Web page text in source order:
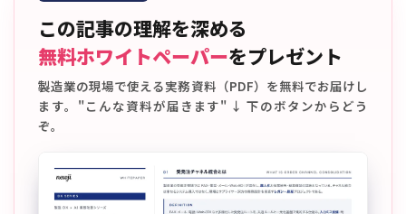
この記事の理解を深める
無料ホワイトペーパーをプレゼント
製造業の現場で使える実務資料（PDF）を無料でお届けし
ます。"こんな資料が届きます" ↓ 下のボタンからどう
ぞ。